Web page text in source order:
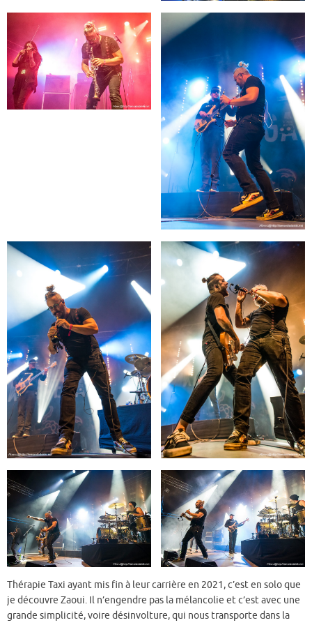
Thérapie Taxi ayant mis fin à leur carrière en 2021, c’est en solo que
je découvre Zaoui. Il n’engendre pas la mélancolie et c’est avec une
grande simplicité, voire désinvolture, qui nous transporte dans la